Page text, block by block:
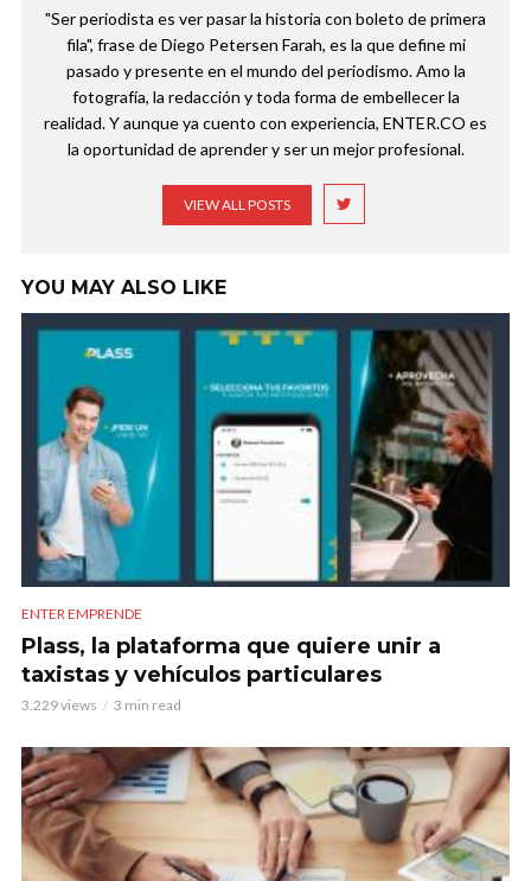
"Ser periodista es ver pasar la historia con boleto de primera
fila", frase de Diego Petersen Farah, es la que define mi
pasado y presente en el mundo del periodismo. Amo la
fotografía, la redacción y toda forma de embellecer la
realidad. Y aunque ya cuento con experiencia, ENTER.CO es
la oportunidad de aprender y ser un mejor profesional.
VIEW ALL POSTS
YOU MAY ALSO LIKE
ENTER EMPRENDE
Plass, la plataforma que quiere unir a
taxistas y vehículos particulares
3.229 views 3 min read